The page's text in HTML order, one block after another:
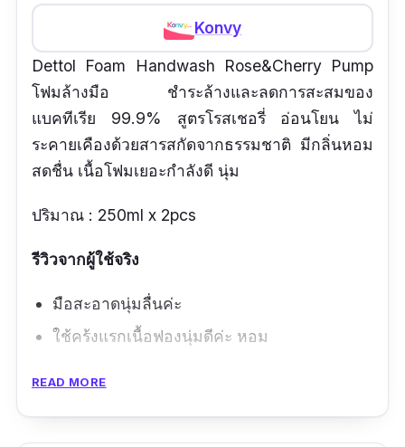
Konvy
Dettol Foam Handwash Rose&Cherry Pump
โฟมล้างมือ ชำระล้างและลดการสะสมของ
แบคทีเรีย 99.9% สูตรโรสเชอรี่ อ่อนโยน ไม่
ระคายเคืองด้วยสารสกัดจากธรรมชาติ มีกลิ่นหอม
สดชื่น เนื้อโฟมเยอะกำลังดี นุ่ม
ปริมาณ : 250ml x 2pcs
รีวิวจากผู้ใช้จริง
มือสะอาดนุ่มลื่นค่ะ
ใช้คร้งแรกเนื้อฟองนุ่มดีค่ะ หอม
ข้อดี
READ MORE